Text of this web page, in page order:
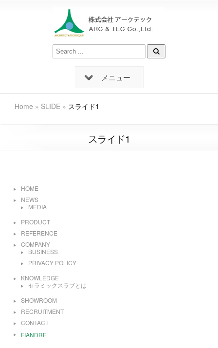
メニュー
Home » SLIDE » スライド1
スライド1
HOME
NEWS
MEDIA
PRODUCT
REFERENCE
COMPANY
BUSINESS
PRIVACY POLICY
KNOWLEDGE
セラミックスラブとは
SHOWROOM
RECRUITMENT
CONTACT
FIANDRE